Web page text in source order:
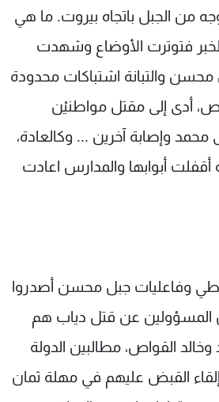
من الجبل باتجاه بيروت. ما هي
فتوترت الأوضاع وشهدت
محسن والتبانة اشتباكات محدودة
أدى إلى مقتل مواطنيْن
وإصابة آخرين ... وكالعادة،
أقفلت أبوابها والمدارس اعادت
وفاعليات جبل محسن أصدروا
أن المسؤولين عن قتل دياب هم
وخالد القواص، مطالبين الدولة
القبض عليهم في مهلة ثمان